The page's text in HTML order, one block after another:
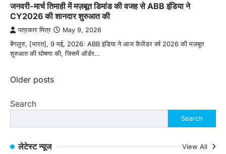
जनवरी-मार्च तिमाही में मज़बूत डिमांड की वजह से ABB इंडिया ने
CY2026 की शानदार शुरुआत की
पत्रकार मित्र May 9, 2026
बेंगलुरु, [भारत], 9 मई, 2026: ABB इंडिया ने आज कैलेंडर वर्ष 2026 की मज़बूत
शुरुआत की घोषणा की, जिसमें ऑर्डर…
Posts
Older posts
Search
Search
लेटेस्ट न्यूज View All